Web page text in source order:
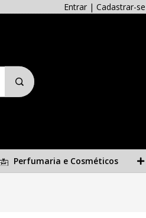
Entrar | Cadastrar-se
Perfumaria e Cosméticos